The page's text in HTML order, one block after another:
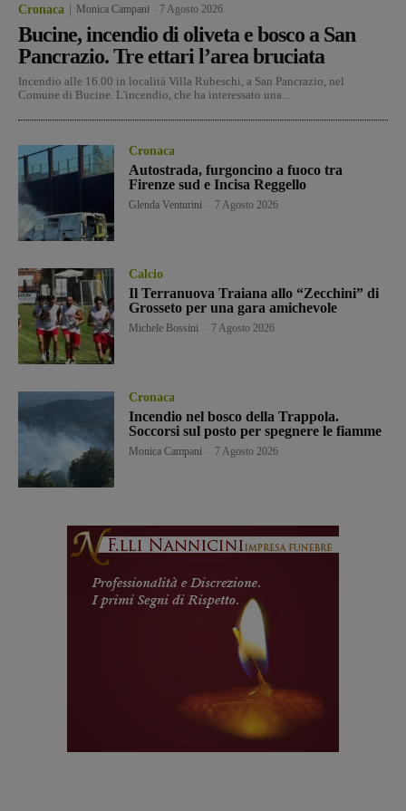
Cronaca Monica Campani 7 Agosto 2026
Bucine, incendio di oliveta e bosco a San
Pancrazio. Tre ettari l’area bruciata
Incendio alle 16.00 in località Villa Rubeschi, a San Pancrazio, nel
Comune di Bucine. L'incendio, che ha interessato una...
Cronaca
Autostrada, furgoncino a fuoco tra
Firenze sud e Incisa Reggello
Glenda Venturini 7 Agosto 2026
Calcio
Il Terranuova Traiana allo “Zecchini” di
Grosseto per una gara amichevole
Michele Bossini 7 Agosto 2026
Cronaca
Incendio nel bosco della Trappola.
Soccorsi sul posto per spegnere le fiamme
Monica Campani 7 Agosto 2026